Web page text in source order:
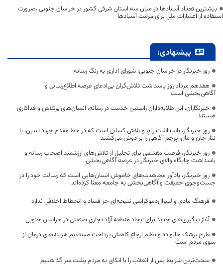
بیشترین تعداد آسبادها در میان سه استان شرقی کشور در خراسان جنوبی ،ضرورت
استفاده از اعتبارات ملی برای مرمت آسبادها
پیشنهادی:
روز خبرنگار در خراسان جنوبی؛ شورای اداری به رنگ رسانه
هفدهم مرداد روز پاسداشت تلاش‌گران بی‌ادعای عرصه اطلاع‌رسانی و
آگاهی‌بخشی است
خبرنگاران، این طلایه‌داران راستین خدمت در رسانه، انسان‌های پرتلاش و فداکاری
هستند
روز خبرنگار، پاسداشت رنج و تلاش کسانی است که در خط مقدم جهاد تبیین، با
نثار جان و مال، پرچم آگاهی را بر دوش می‌کشند
روز خبرنگار، فرصت مغتنمی برای تجلیل از تلاش‌های ارزشمند اصحاب رسانه و
پاسداشت جایگاه والای خبرنگار در عرصه آگاهی‌بخشی
روز خبرنگار، یادآور مجاهدت‌های خاموش انسان‌هایی است که رسالت خود را در
جست‌وجوی حقیقت و آگاهی‌بخشی به جامعه معنا کرده‌اند
فرهنگ مادی و لیبرال‌دموکراسی نتیجه‌ای جز فساد و انحطاط اخلاقی ندارد
آغاز پیگیری‌های جدید برای ایجاد منطقه آزاد تجاری صنعتی در خراسان جنوبی
طرح پزشک خانواده و نظام ارجاع کاهش پرداخت مستقیم هزینه‌های درمان از
سوی مردم است
سخت‌ترین شرایط پس از انقلاب را با اتکای به مردم پشت سر گذاشتیم